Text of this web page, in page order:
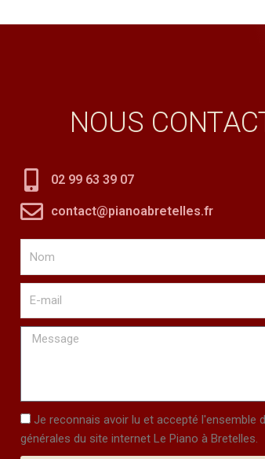
NOUS
02 99 63 39 07
contact@pianoabretelles.fr
Message
Case
acceptation
Je reconnais avoir lu et accepté l'ensemble
générales du site internet Le Piano à Bretelles.